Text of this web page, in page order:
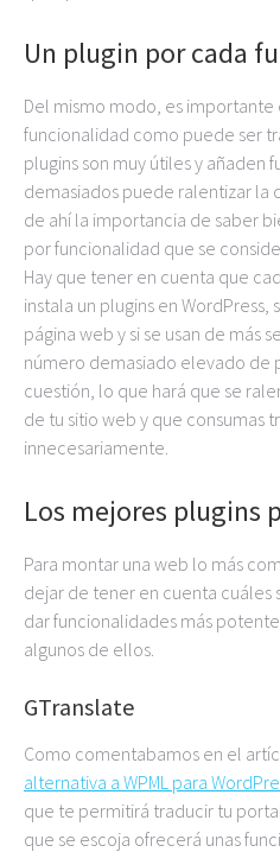
Un plugin por cada
Del mismo modo, es
funcionalidad como puede ser
plugins son muy útiles y añaden
demasiados puede ralentizar la
de ahí la importancia de saber
por funcionalidad que se
Hay que tener en cuenta que
instala un plugins en
página web y si se usan de más
número demasiado elevado de
cuestión, lo que hará que se
de tu sitio web y que consumas
innecesariamente.
Los mejores plugins
Para montar una web lo más
dejar de tener en cuenta cuáles
dar funcionalidades más
algunos de ellos.
GTranslate
Como comentabamos en el
alternativa a WPML para
que te permitirá traducir tu
que se escoja ofrecerá unas